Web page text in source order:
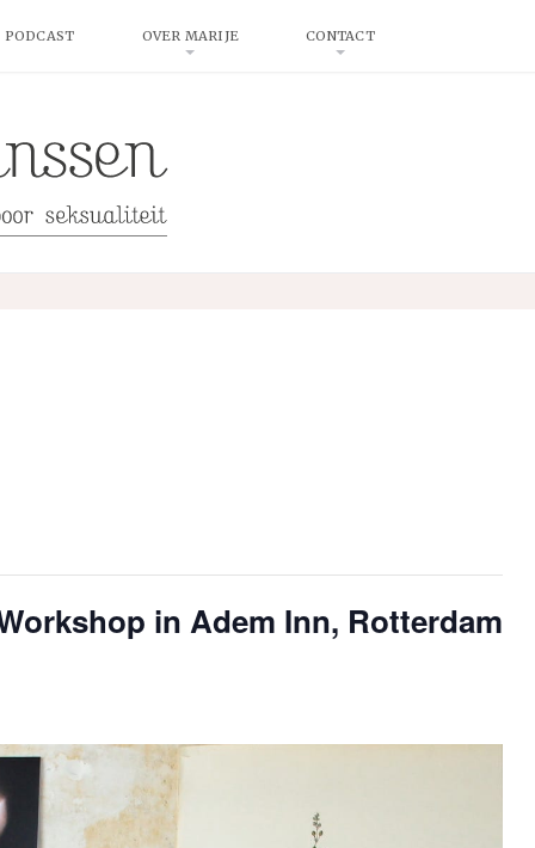
PODCAST OVER MARIJE CONTACT
in Adem Inn, Rotterdam